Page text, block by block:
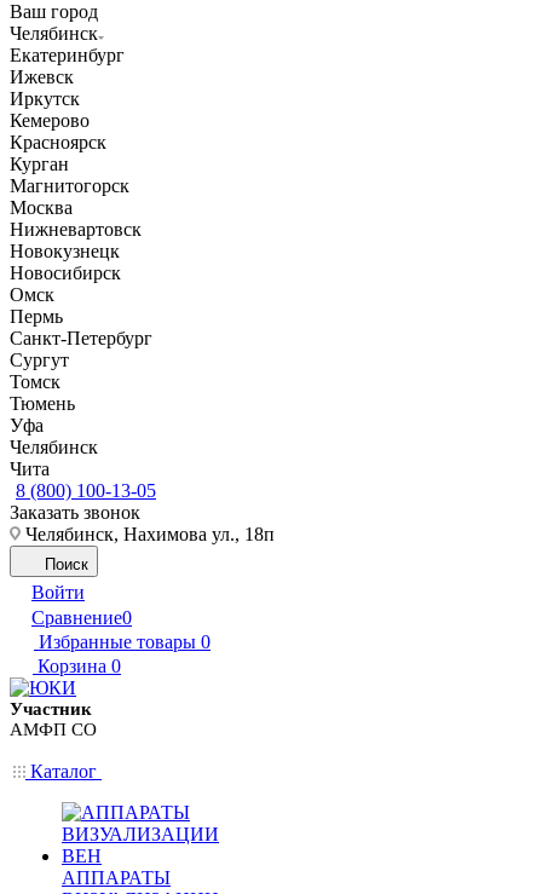
Ваш город
Челябинск
Екатеринбург
Ижевск
Иркутск
Кемерово
Красноярск
Курган
Магнитогорск
Москва
Нижневартовск
Новокузнецк
Новосибирск
Омск
Пермь
Санкт-Петербург
Сургут
Томск
Тюмень
Уфа
Челябинск
Чита
8 (800) 100-13-05
Заказать звонок
Челябинск, Нахимова ул., 18п
Поиск
Войти
Сравнение0
Избранные товары 0
Корзина 0
Участник
АМФП СО
Каталог
АППАРАТЫ